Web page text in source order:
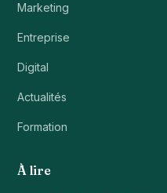
Marketing
Entreprise
Digital
Actualités
Formation
À lire